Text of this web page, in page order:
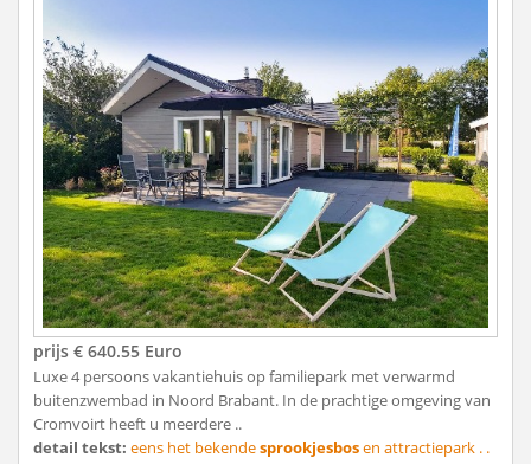
prijs € 640.55 Euro
Luxe 4 persoons vakantiehuis op familiepark met verwarmd
buitenzwembad in Noord Brabant. In de prachtige omgeving van
Cromvoirt heeft u meerdere ..
detail tekst: eens het bekendesprookjesbosen attractiepark . .